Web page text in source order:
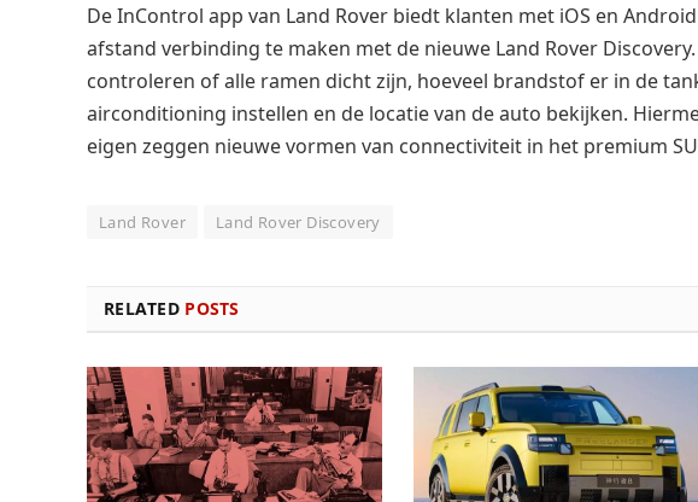
De InControl app van Land Rover biedt klanten met iOS en
afstand verbinding te maken met de nieuwe Land Rover
controleren of alle ramen dicht zijn, hoeveel brandstof er in de
airconditioning instellen en de locatie van de auto bekijken.
eigen zeggen nieuwe vormen van connectiviteit in het premium
Land Rover Land Rover Discovery
RELATED POSTS